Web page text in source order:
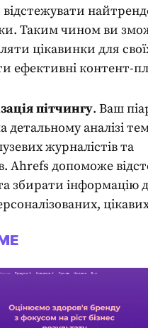
Таким чином ви
цікавинки для
ефективні контент-
пітчингу. Ваш
детальному аналізі
журналістів та
Ahrefs допоможе
збирати інформацію
цікавих